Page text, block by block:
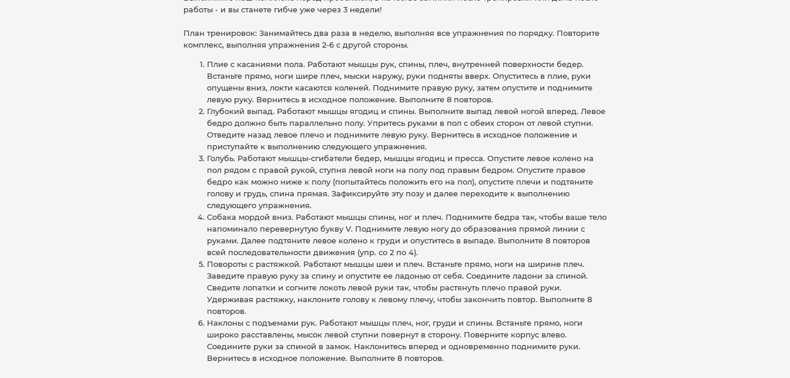
работы - и вы станете гибче уже через 3 недели!
План тренировок: Занимайтесь два раза в неделю, выполняя все упражнения по порядку. Повторите
комплекс, выполняя упражнения 2-6 с другой стороны.
Плие с касаниями пола. Работают мышцы рук, спины, плеч, внутренней поверхности бедер.
Встаньте прямо, ноги шире плеч, мыски наружу, руки подняты вверх. Опуститесь в плие, руки
опущены вниз, локти касаются коленей. Поднимите правую руку, затем опустите и поднимите
левую руку. Вернитесь в исходное положение. Выполните 8 повторов.
Глубокий выпад. Работают мышцы ягодиц и спины. Выполните выпад левой ногой вперед. Левое
бедро должно быть параллельно полу. Упритесь руками в пол с обеих сторон от левой ступни.
Отведите назад левое плечо и поднимите левую руку. Вернитесь в исходное положение и
приступайте к выполнению следующего упражнения.
Голубь. Работают мышцы-сгибатели бедер, мышцы ягодиц и пресса. Опустите левое колено на
пол рядом с правой рукой, ступня левой ноги на полу под правым бедром. Опустите правое
бедро как можно ниже к полу (попытайтесь положить его на пол), опустите плечи и подтяните
голову и грудь, спина прямая. Зафиксируйте эту позу и далее переходите к выполнению
следующего упражнения.
Собака мордой вниз. Работают мышцы спины, ног и плеч. Поднимите бедра так, чтобы ваше тело
напоминало перевернутую букву V. Поднимите левую ногу до образования прямой линии с
руками. Далее подтяните левое колено к груди и опуститесь в выпаде. Выполните 8 повторов
всей последовательности движения (упр. со 2 по 4).
Повороты с растяжкой. Работают мышцы шеи и плеч. Встаньте прямо, ноги на ширине плеч.
Заведите правую руку за спину и опустите ее ладонью от себя. Соедините ладони за спиной.
Сведите лопатки и согните локоть левой руки так, чтобы растянуть плечо правой руки.
Удерживая растяжку, наклоните голову к левому плечу, чтобы закончить повтор. Выполните 8
повторов.
Наклоны с подъемами рук. Работают мышцы плеч, ног, груди и спины. Встаньте прямо, ноги
широко расставлены, мысок левой ступни повернут в сторону. Поверните корпус влево.
Соедините руки за спиной в замок. Наклонитесь вперед и одновременно поднимите руки.
Вернитесь в исходное положение. Выполните 8 повторов.